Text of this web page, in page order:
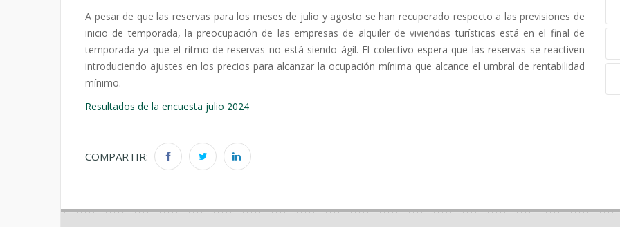
A pesar de que las reservas para los meses de julio y agosto se han recuperado respecto a las previsiones de
inicio de temporada, la preocupación de las empresas de alquiler de viviendas turísticas está en el final de
temporada ya que el ritmo de reservas no está siendo ágil. El colectivo espera que las reservas se reactiven
introduciendo ajustes en los precios para alcanzar la ocupación mínima que alcance el umbral de rentabilidad
mínimo.
Resultados de la encuesta julio 2024
COMPARTIR: